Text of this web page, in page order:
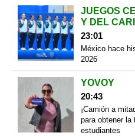
JUEGOS
Y DEL
23:01
México hace
2026
YOVOY
20:43
¡Camión a
para obtener la
estudiantes